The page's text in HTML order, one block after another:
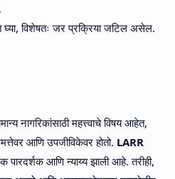
घ्या, विशेषतः जर प्रक्रिया जटिल असेल.
नागरिकांसाठी महत्त्वाचे विषय आहेत,
आणि उपजीविकेवर होतो. LARR
पारदर्शक आणि न्याय्य झाली आहे. तरीही,